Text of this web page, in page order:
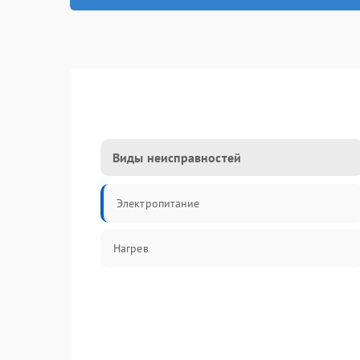
Виды неисправностей
Электропитание
Нагрев